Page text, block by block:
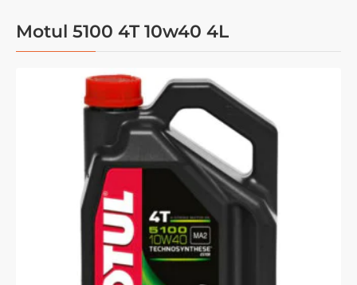
Motul 5100 4T 10w40 4L